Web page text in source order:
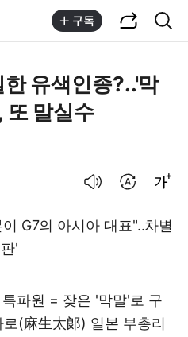
구독
유색인종?..'막
또 말실수
G7의 아시아 대표"..차별
'
파원 = 잦은 '막말'로 구
(麻生太郞) 일본 부총리